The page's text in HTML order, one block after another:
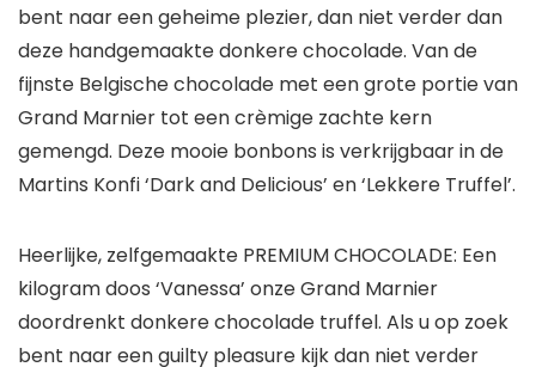
bent naar een geheime plezier, dan niet verder dan
deze handgemaakte donkere chocolade. Van de
fijnste Belgische chocolade met een grote portie van
Grand Marnier tot een crèmige zachte kern
gemengd. Deze mooie bonbons is verkrijgbaar in de
Martins Konfi ‘Dark and Delicious’ en ‘Lekkere Truffel’.
Heerlijke, zelfgemaakte PREMIUM CHOCOLADE: Een
kilogram doos ‘Vanessa’ onze Grand Marnier
doordrenkt donkere chocolade truffel. Als u op zoek
bent naar een guilty pleasure kijk dan niet verder